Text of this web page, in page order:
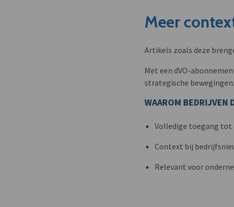
Meer
Artikels zoals deze
Met een dVO-
strategische bewegingen.
WAAROM BEDRIJVEN
Volledige toegang tot
Context bij
Relevant voor